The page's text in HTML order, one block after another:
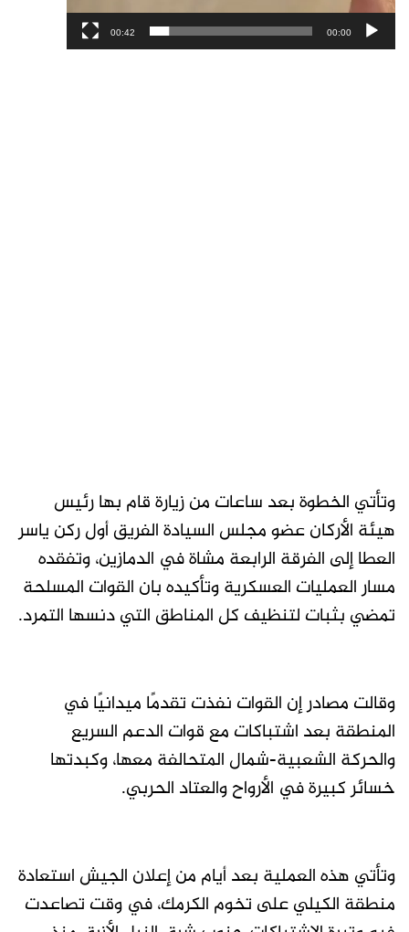
00:00
00:42
وتأتي الخطوة بعد ساعات من زيارة قام بها رئيس
هيئة الأركان عضو مجلس السيادة الفريق أول ركن ياسر
العطا إلى الفرقة الرابعة مشاة في الدمازين، وتفقده
مسار العمليات العسكرية وتأكيده بان القوات المسلحة
تمضي بثبات لتنظيف كل المناطق التي دنسها التمرد.
وقالت مصادر إن القوات نفذت تقدمًا ميدانيًا في
المنطقة بعد اشتباكات مع قوات الدعم السريع
والحركة الشعبية-شمال المتحالفة معها، وكبدتها
خسائر كبيرة في الأرواح والعتاد الحربي.
وتأتي هذه العملية بعد أيام من إعلان الجيش استعادة
منطقة الكيلي على تخوم الكرمك، في وقت تصاعدت